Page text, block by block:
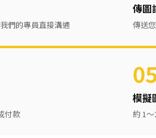
我們的專員直接溝通
傳圖
傳送
付款
模擬
約 1